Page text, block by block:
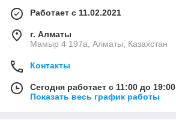
Работает с 11.02.2021
г. Алматы
Мамыр 4 197а, Алматы, Казахстан
Контакты
Сегодня работает с 11:00 до 19:00
Показать весь график работы